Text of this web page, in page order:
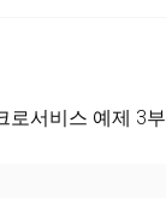
로서비스 예제 3부